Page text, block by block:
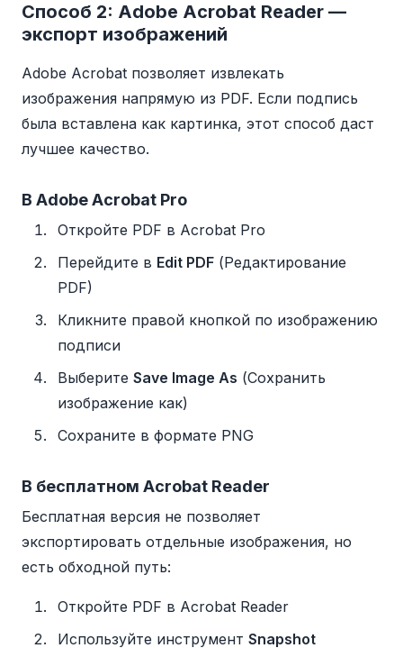
Способ 2: Adobe Acrobat Reader —
экспорт изображений
Adobe Acrobat позволяет извлекать
изображения напрямую из PDF. Если подпись
была вставлена как картинка, этот способ даст
лучшее качество.
В Adobe Acrobat Pro
Откройте PDF в Acrobat Pro
Перейдите в Edit PDF (Редактирование
PDF)
Кликните правой кнопкой по изображению
подписи
Выберите Save Image As (Сохранить
изображение как)
Сохраните в формате PNG
В бесплатном Acrobat Reader
Бесплатная версия не позволяет
экспортировать отдельные изображения, но
есть обходной путь:
Откройте PDF в Acrobat Reader
Используйте инструмент Snapshot